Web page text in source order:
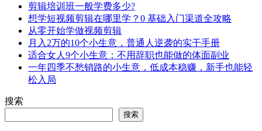
剪辑培训班一般学费多少?
想学短视频剪辑在哪里学？0 基础入门渠道全攻略
从零开始学做视频剪辑
月入2万的10个小生意，普通人逆袭的实干手册
适合女人9个小生意：不用辞职也能做的体面副业
一年四季不愁销路的小生意，低成本稳赚，新手也能轻
松入局
搜索
搜索